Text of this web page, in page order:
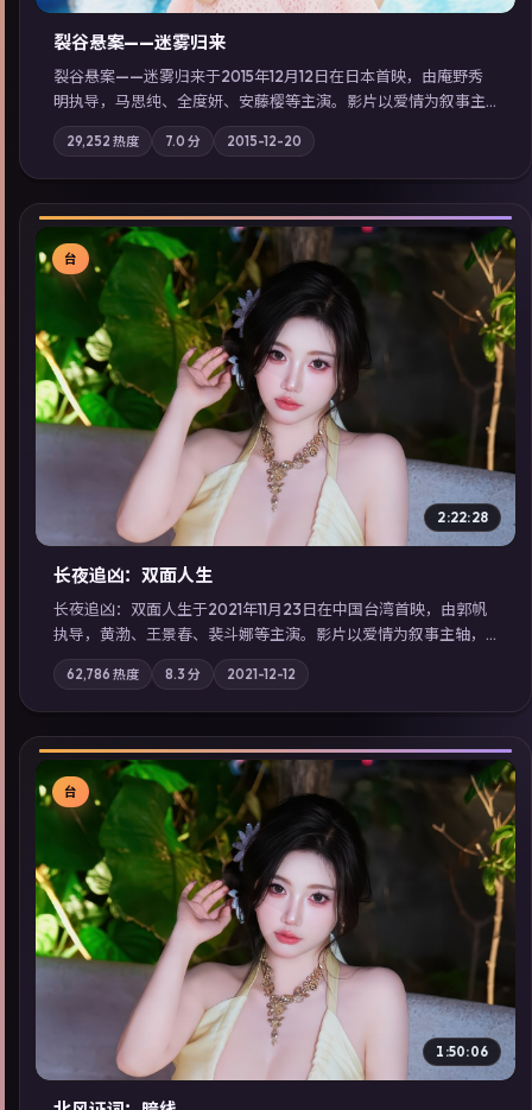
裂谷悬案——迷雾归来
裂谷悬案——迷雾归来于2015年12月12日在日本首映，由庵野秀
明执导，马思纯、全度妍、安藤樱等主演。影片以爱情为叙事主
轴，两代人的执念在暴风雨夜正面相撞；摄影与配乐强化地域气
质；站内亦可通过「国产免费观看高清电视剧在线看」延展检索
同类型高分佳作，畅享高清在线追剧体验。
29,252 热度 7.0 分 2015-12-20
▶
台
2:22:28
长夜追凶：双面人生
长夜追凶：双面人生于2021年11月23日在中国台湾首映，由郭帆
执导，黄渤、王景春、裴斗娜等主演。影片以爱情为叙事主轴，
科技与人性的边界在实验事故后逐渐模糊；摄影与配乐强化地域
气质；站内亦可通过「国产免费观看高清电视剧在线看」延展检
索同类型高分佳作，畅享高清在线追剧体验。
62,786 热度 8.3 分 2021-12-12
▶
台
1:50:06